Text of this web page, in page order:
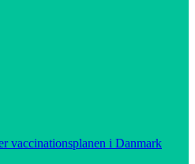
vaccinationsplanen i Danmark